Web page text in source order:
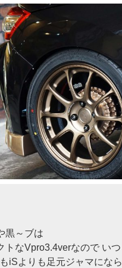
黒～ブは
トなVpro3.4verなので い
iSよりも足元ジャマにな